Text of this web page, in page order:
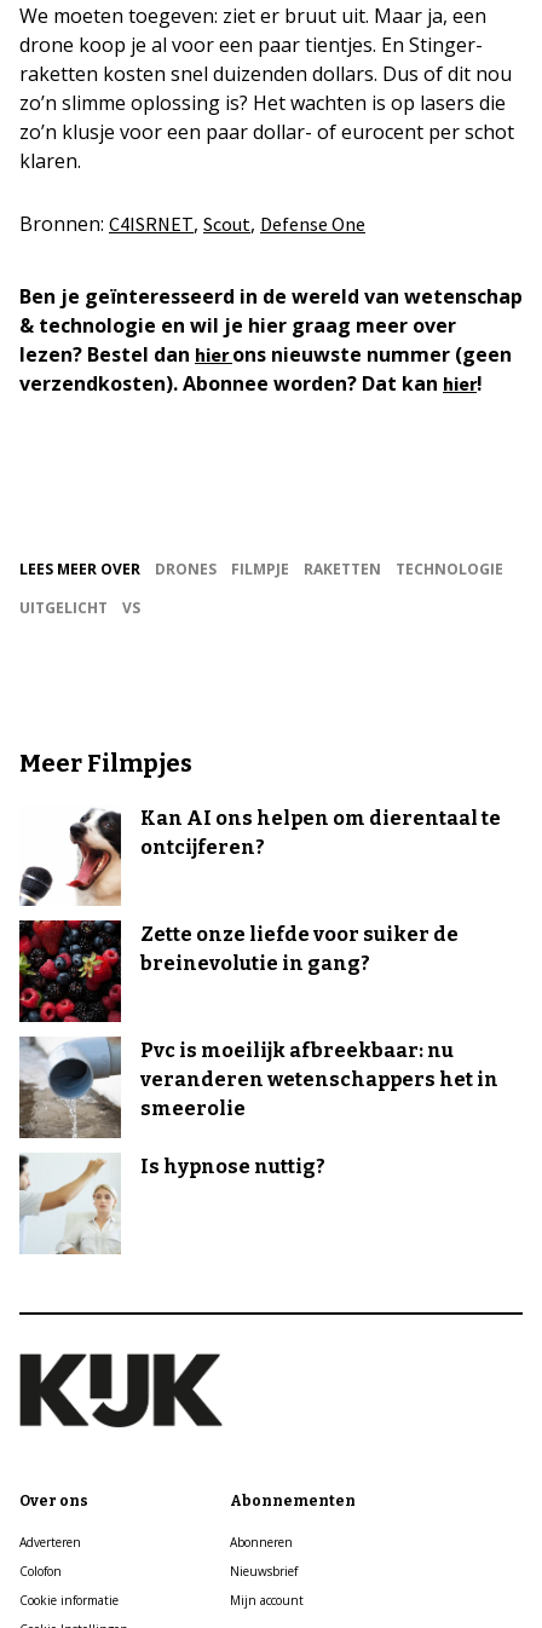
We moeten toegeven: ziet er bruut uit. Maar ja, een
drone koop je al voor een paar tientjes. En Stinger-
raketten kosten snel duizenden dollars. Dus of dit nou
zo’n slimme oplossing is? Het wachten is op lasers die
zo’n klusje voor een paar dollar- of eurocent per schot
klaren.
Bronnen: C4ISRNET, Scout, Defense One
Ben je geïnteresseerd in de wereld van wetenschap
& technologie en wil je hier graag meer over
lezen? Bestel dan hierons nieuwste nummer (geen
verzendkosten). Abonnee worden? Dat kan hier!
LEES MEER OVER DRONES FILMPJE RAKETTEN
TECHNOLOGIE
UITGELICHT
VS
Meer Filmpjes
Kan AI ons helpen om dierentaal te
ontcijferen?
Zette onze liefde voor suiker de
breinevolutie in gang?
Pvc is moeilijk afbreekbaar: nu
veranderen wetenschappers het in
smeerolie
Is hypnose nuttig?
Over ons
Adverteren
Colofon
Cookie informatie
Abonnementen
Abonneren
Nieuwsbrief
Mijn account